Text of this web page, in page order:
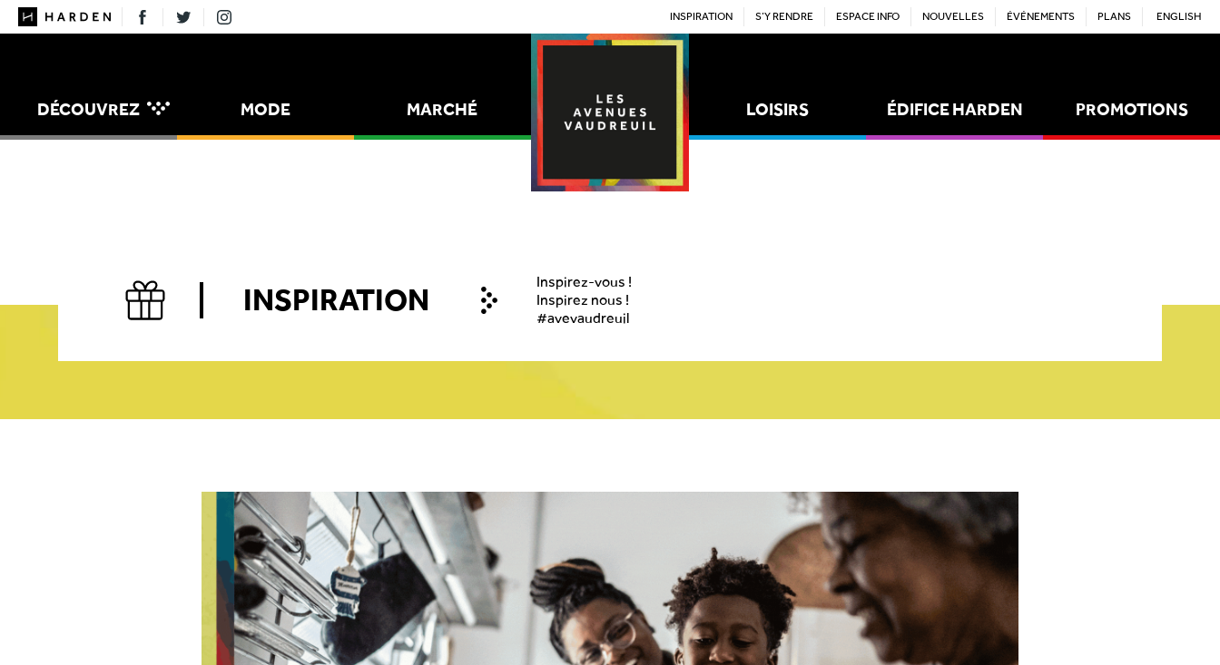
INSPIRATION S’Y RENDRE ESPACE INFO NOUVELLES ÉVÉNEMENTS PLANS ENGLISH
DÉCOUVREZ
ÉPICERIES
MODE MARCHÉ LOISIRS ÉDIFICE HARDEN PROMOTIONS
INSPIRATION
Inspirez-vous !
Inspirez nous !
#avevaudreuil